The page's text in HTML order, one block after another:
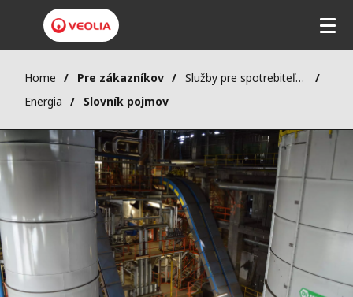
Home Pre zákazníkov
Služby pre spotrebiteľov
Energia
Slovník pojmov